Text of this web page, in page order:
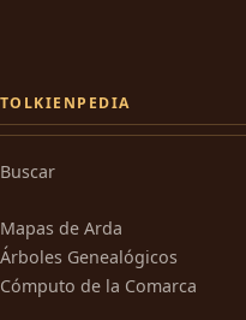
TOLKIENPEDIA
Buscar
Mapas de Arda
Árboles Genealógicos
Cómputo de la Comarca